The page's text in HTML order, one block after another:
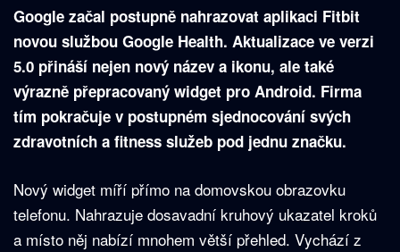
Google začal postupně nahrazovat aplikaci Fitbit
novou službou Google Health. Aktualizace ve verzi
5.0 přináší nejen nový název a ikonu, ale také
výrazně přepracovaný widget pro Android. Firma
tím pokračuje v postupném sjednocování svých
zdravotních a fitness služeb pod jednu značku.
Nový widget míří přímo na domovskou obrazovku
telefonu. Nahrazuje dosavadní kruhový ukazatel kroků
a místo něj nabízí mnohem větší přehled. Vychází z